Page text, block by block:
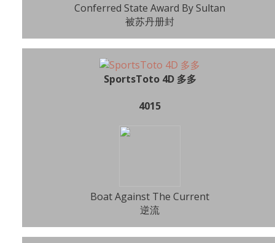
Conferred State Award By Sultan
被苏丹册封
SportsToto 4D 多多
4015
Boat Against The Current
逆流